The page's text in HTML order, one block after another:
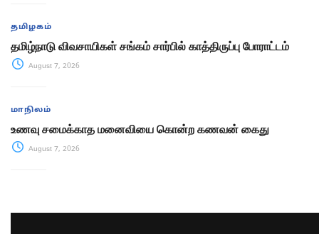
தமிழகம்
தமிழ்நாடு விவசாயிகள் சங்கம் சார்பில் காத்திருப்பு போராட்டம்
August 7, 2026
மாநிலம்
உணவு சமைக்காத மனைவியை கொன்ற கணவன் கைது
August 7, 2026